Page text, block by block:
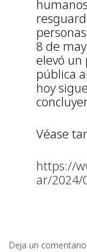
8 de
elevó un
pública
hoy
Véase
https://
ar/
Deja un comentario